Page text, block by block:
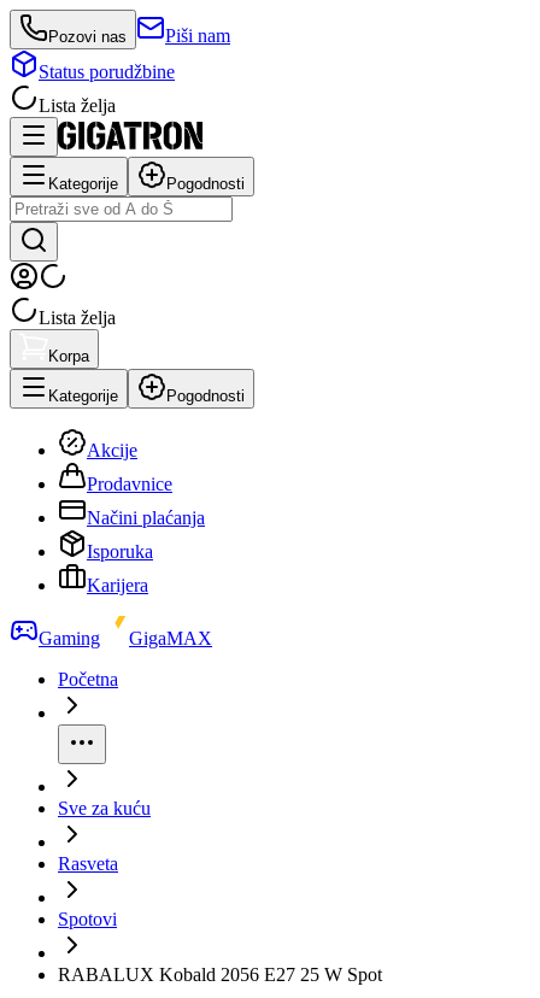
Pozovi nas
Piši nam
Status porudžbine
Lista želja
Kategorije Pogodnosti
Lista želja
Korpa
Kategorije Pogodnosti
Akcije
Prodavnice
Načini plaćanja
Isporuka
Karijera
Gaming
GigaMAX
Početna
Sve za kuću
Rasveta
Spotovi
RABALUX Kobald 2056 E27 25 W Spot